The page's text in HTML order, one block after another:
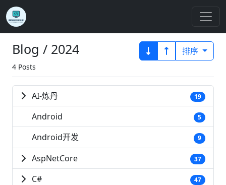
Blog / 2024
4 Posts
排序
AI-炼丹 19
Android 5
Android开发 9
AspNetCore 37
C# 47